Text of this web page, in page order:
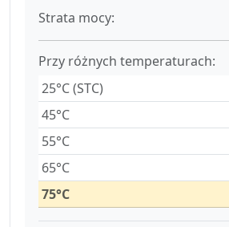
Strata mocy:
Przy różnych temperaturach:
25°C (STC)
45°C
55°C
65°C
75°C